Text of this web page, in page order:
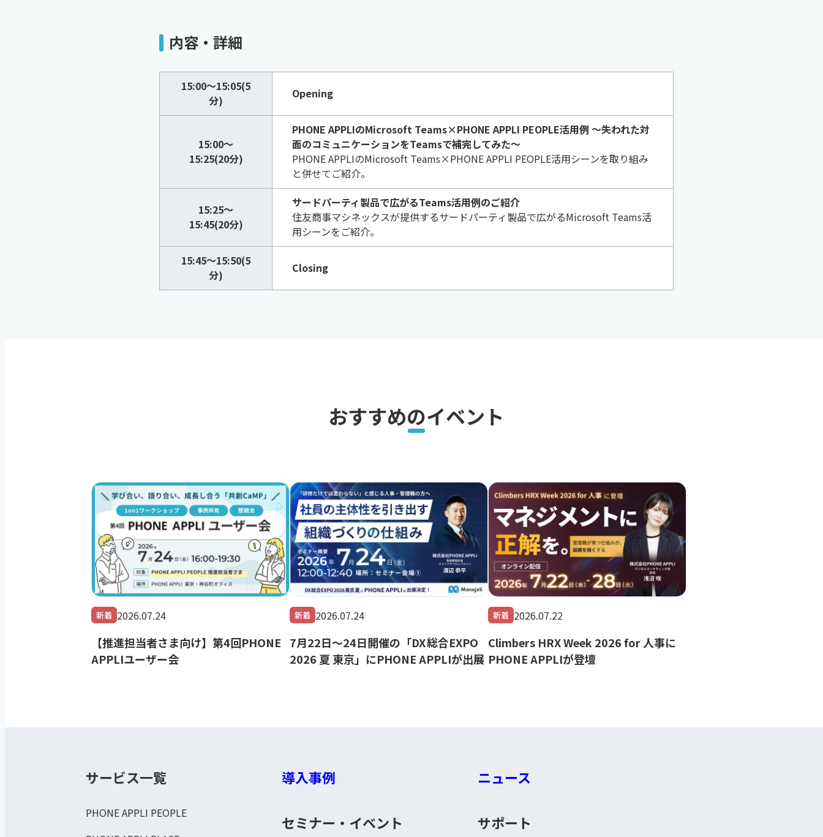
内容・詳細
15:00～15:05(5
分)
Opening
15:00～
15:25(20分)
PHONE APPLIのMicrosoft Teams×PHONE APPLI PEOPLE活用例 ～失われた対
面のコミュニケーションをTeamsで補完してみた～
PHONE APPLIのMicrosoft Teams×PHONE APPLI PEOPLE活用シーンを取り組み
と併せてご紹介。
15:25～
15:45(20分)
サードパーティ製品で広がるTeams活用例のご紹介
住友商事マシネックスが提供するサードパーティ製品で広がるMicrosoft Teams活
用シーンをご紹介。
15:45～15:50(5
分)
Closing
おすすめのイベント
新着 2026.07.24
【推進担当者さま向け】第4回PHONE
APPLIユーザー会
新着 2026.07.24
7月22日～24日開催の「DX 総合EXPO
2026 夏 東京」にPHONE APPLIが出展
新着 2026.07.22
Climbers HRX Week 2026 for 人事に
PHONE APPLIが登壇
サービス一覧
PHONE APPLI PEOPLE
導入事例
セミナー・イベント
ニュース
サポート